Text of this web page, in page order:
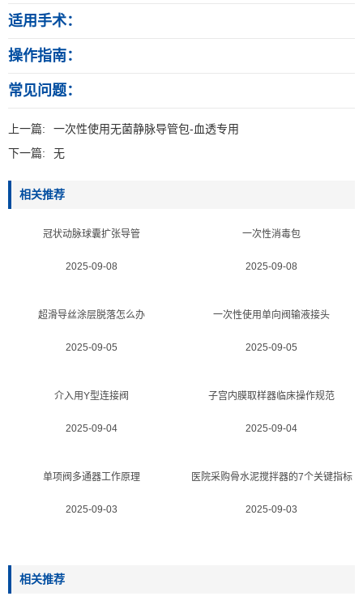
适用手术：
操作指南：
常见问题：
上一篇:
一次性使用无菌静脉导管包-血透专用
下一篇:
无
相关推荐
冠状动脉球囊扩张导管
2025-09-08
一次性消毒包
2025-09-08
超滑导丝涂层脱落怎么办
2025-09-05
一次性使用单向阀输液接头
2025-09-05
介入用Y型连接阀
2025-09-04
子宫内膜取样器临床操作规范
2025-09-04
单项阀多通器工作原理
2025-09-03
医院采购骨水泥搅拌器的7个关键指标
2025-09-03
相关推荐